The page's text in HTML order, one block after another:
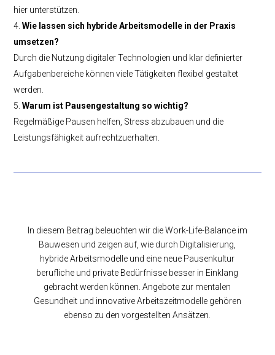
hier unterstützen.
Wie lassen sich hybride Arbeitsmodelle in der Praxis
umsetzen?
Durch die Nutzung digitaler Technologien und klar definierter
Aufgabenbereiche können viele Tätigkeiten flexibel gestaltet
werden.
Warum ist Pausengestaltung so wichtig?
Regelmäßige Pausen helfen, Stress abzubauen und die
Leistungsfähigkeit aufrechtzuerhalten.
In diesem Beitrag beleuchten wir die Work-Life-Balance im
Bauwesen und zeigen auf, wie durch Digitalisierung,
hybride Arbeitsmodelle und eine neue Pausenkultur
berufliche und private Bedürfnisse besser in Einklang
gebracht werden können. Angebote zur mentalen
Gesundheit und innovative Arbeitszeitmodelle gehören
ebenso zu den vorgestellten Ansätzen.